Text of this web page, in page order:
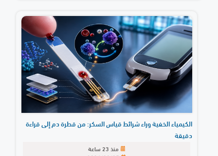
الكيمياء الخفية وراء شرائط قياس السكر: من قطرة دم إلى قراءة
دقيقة
منذ 23 ساعة